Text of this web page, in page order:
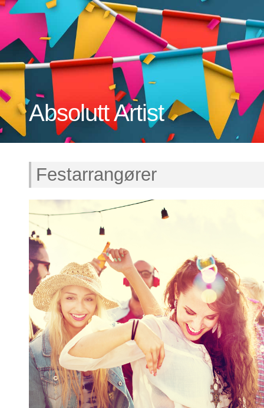
Absolutt Artist
Festarrangører